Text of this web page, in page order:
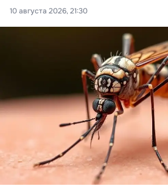
10 августа 2026, 21:30